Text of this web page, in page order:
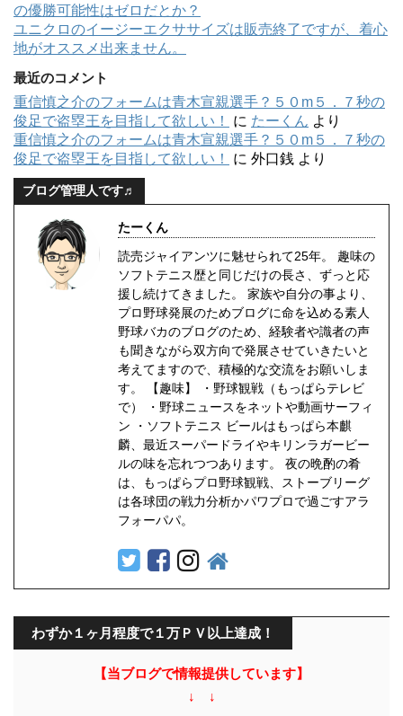
の優勝可能性はゼロだとか？
ユニクロのイージーエクササイズは販売終了ですが、着心
地がオススメ出来ません。
最近のコメント
重信慎之介のフォームは青木宣親選手？５０m５．７秒の
俊足で盗塁王を目指して欲しい！
に たーくん より
重信慎之介のフォームは青木宣親選手？５０m５．７秒の
俊足で盗塁王を目指して欲しい！
に 外口銭 より
ブログ管理人です♬
たーくん
読売ジャイアンツに魅せられて25年。 趣味の
ソフトテニス歴と同じだけの長さ、ずっと応
援し続けてきました。 家族や自分の事より、
プロ野球発展のためブログに命を込める素人
野球バカのブログのため、経験者や識者の声
も聞きながら双方向で発展させていきたいと
考えてますので、積極的な交流をお願いしま
す。 【趣味】 ・野球観戦（もっぱらテレビ
で） ・野球ニュースをネットや動画サーフィ
ン ・ソフトテニス ビールはもっぱら本麒
麟、最近スーパードライやキリンラガービー
ルの味を忘れつつあります。 夜の晩酌の肴
は、もっぱらプロ野球観戦、ストーブリーグ
は各球団の戦力分析かパワプロで過ごすアラ
フォーパパ。
わずか１ヶ月程度で１万ＰＶ以上達成！
【当ブログで情報提供しています】
↓ ↓